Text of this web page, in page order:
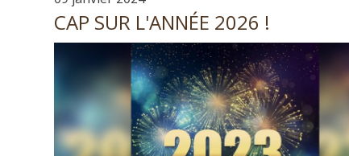
CAP SUR L'ANNÉE 2026 !